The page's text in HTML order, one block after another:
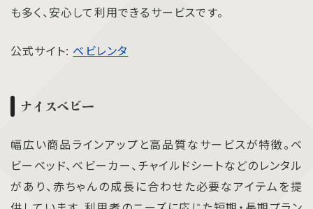
も多く、安心して利用できるサービスです。
公式サイト: ベビレンタ
ナイスベビー
幅広い商品ラインアップと高品質なサービスが特徴。ベ
ビーベッド、ベビーカー、チャイルドシートなどのレンタル
があり、赤ちゃんの成長に合わせた必要なアイテムを提